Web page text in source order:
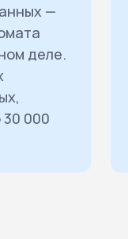
—
деле.
000